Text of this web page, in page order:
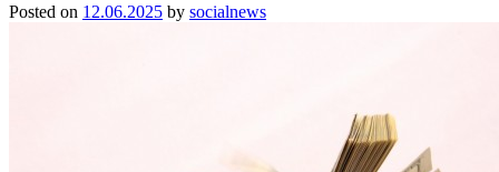
Posted on 12.06.2025 by socialnews